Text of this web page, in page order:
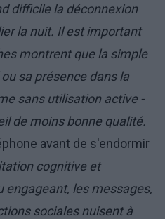
difficile la déconnexion
la nuit. Il est important
montrent que la simple
sa présence dans la
sans utilisation active -
de moins bonne qualité.
avant de s'endormir
cognitive et
engageant, les messages,
sociales nuisent à